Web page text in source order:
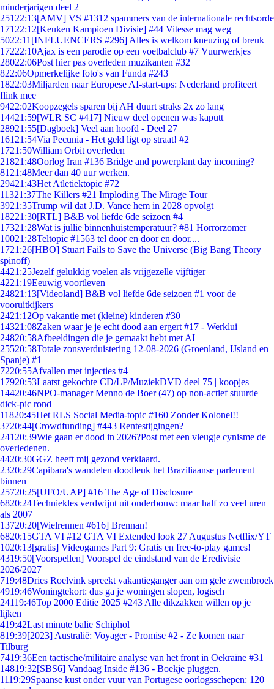
minderjarigen deel 2
251 22:13[AMV] VS #1312 spammers van de internationale rechtsorde
171 22:12[Keuken Kampioen Divisie] #44 Vitesse mag weg
5022:11 [INFLUENCERS #296] Alles is welkom kneuzing of breuk
17222:10Ajax is een parodie op een voetbalclub #7 Vuurwerkjes
28022:06Post hier pas overleden muzikanten #32
822:06Opmerkelijke foto's van Funda #243
1822:03Miljarden naar Europese AI-start-ups: Nederland profiteert
flink mee
9422:02Koopzegels sparen bij AH duurt straks 2x zo lang
14421:59[WLR SC #417] Nieuw deel openen was kaputt
28921:55[Dagboek] Veel aan hoofd - Deel 27
161 21:54Via Pecunia - Het geld ligt op straat! #2
1721:50William Orbit overleden
21821:48Oorlog Iran #136 Bridge and powerplant day incoming?
81 21:48Meer dan 40 uur werken.
29421:43Het Atletiektopic #72
11321:37The Killers #21 Imploding The Mirage Tour
3921:35Trump wil dat J.D. Vance hem in 2028 opvolgt
18221:30[RTL] B&B vol liefde 6de seizoen #4
17321:28Wat is jullie binnenhuistemperatuur? #81 Horrorzomer
10021:28Teltopic #1563 tel door en door en door....
1721:26[HBO] Stuart Fails to Save the Universe (Big Bang Theory
spinoff)
4421:25Jezelf gelukkig voelen als vrijgezelle vijftiger
4221:19Eeuwig voortleven
24821:13[Videoland] B&B vol liefde 6de seizoen #1 voor de
vooruitkijkers
2421:12Op vakantie met (kleine) kinderen #30
14321:08Zaken waar je je echt dood aan ergert #17 - Werklui
24820:58Afbeeldingen die je gemaakt hebt met AI
25520:58Totale zonsverduistering 12-08-2026 (Groenland, IJsland en
Spanje) #1
7220:55Afvallen met injecties #4
17920:53Laatst gekochte CD/LP/MuziekDVD deel 75 | koopjes
14420:46NPO-manager Menno de Boer (47) op non-actief stuurde
dick-pic rond
11820:45Het RLS Social Media-topic #160 Zonder Kolonel!!
3720:44[Crowdfunding] #443 Rentestijgingen?
241 20:39Wie gaan er dood in 2026?Post met een vleugje cynisme de
overledenen.
4420:30GGZ heeft mij gezond verklaard.
2320:29Capibara's wandelen doodleuk het Braziliaanse parlement
binnen
25720:25[UFO/UAP] #16 The Age of Disclosure
6820:24Techniekles verdwijnt uit onderbouw: maar half zo veel uren
als 2007
13720:20[Wielrennen #616] Brennan!
6820:15GTA VI #12 GTA VI Extended look 27 Augustus Netflix/YT
1020:13[gratis] Videogames Part 9: Gratis en free-to-play games!
4319:50[Voorspellen] Voorspel de eindstand van de Eredivisie
2026/2027
719:48Dries Roelvink spreekt vakantieganger aan om gele zwembroek
4919:46Woningtekort: dus ga je woningen slopen, logisch
24119:46Top 2000 Editie 2025 #243 Alle dikzakken willen op je
lijken
419:42Last minute balie Schiphol
819:39[2023] Australië: Voyager - Promise #2 - Ze komen naar
Tilburg
7419:36Een tactische/militaire analyse van het front in Oekraïne #31
14819:32[SBS6] Vandaag Inside #136 - Boekje pluggen.
1119:29Spaanse kust onder vuur van Portugese oorlogsschepen: 120